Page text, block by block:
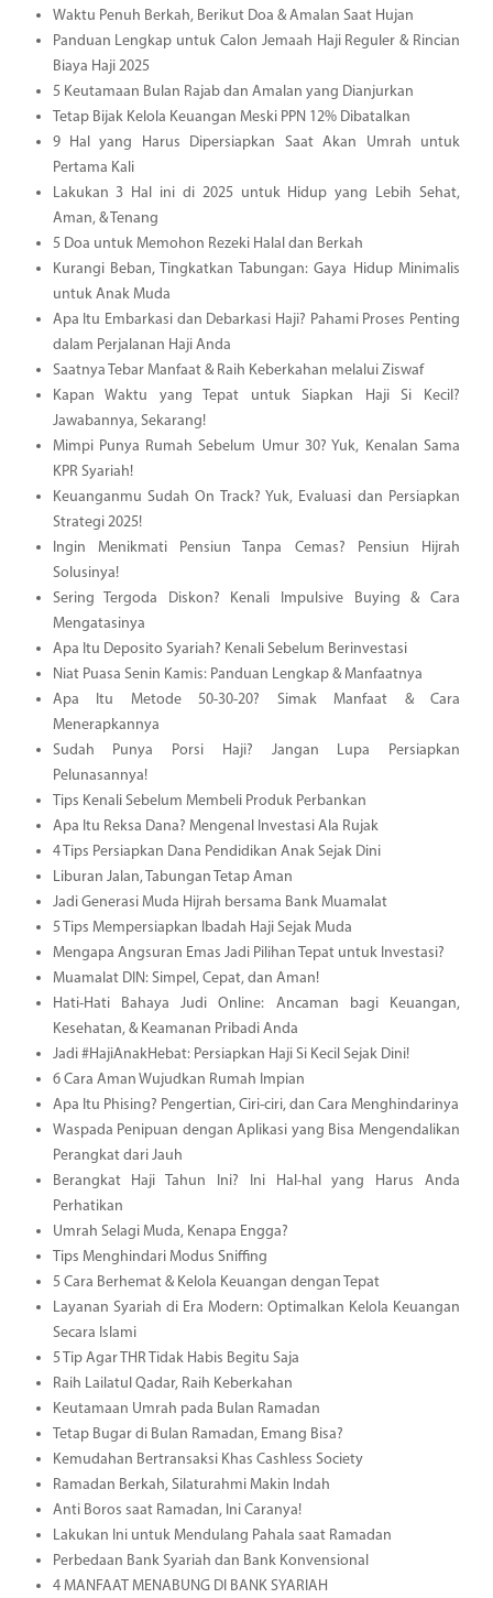
Waktu Penuh Berkah, Berikut Doa & Amalan Saat Hujan
Panduan Lengkap untuk Calon Jemaah Haji Reguler & Rincian
Biaya Haji 2025
5 Keutamaan Bulan Rajab dan Amalan yang Dianjurkan
Tetap Bijak Kelola Keuangan Meski PPN 12% Dibatalkan
9 Hal yang Harus Dipersiapkan Saat Akan Umrah untuk
Pertama Kali
Lakukan 3 Hal ini di 2025 untuk Hidup yang Lebih Sehat,
Aman, & Tenang
5 Doa untuk Memohon Rezeki Halal dan Berkah
Kurangi Beban, Tingkatkan Tabungan: Gaya Hidup Minimalis
untuk Anak Muda
Apa Itu Embarkasi dan Debarkasi Haji? Pahami Proses Penting
dalam Perjalanan Haji Anda
Saatnya Tebar Manfaat & Raih Keberkahan melalui Ziswaf
Kapan Waktu yang Tepat untuk Siapkan Haji Si Kecil?
Jawabannya, Sekarang!
Mimpi Punya Rumah Sebelum Umur 30? Yuk, Kenalan Sama
KPR Syariah!
Keuanganmu Sudah On Track? Yuk, Evaluasi dan Persiapkan
Strategi 2025!
Ingin Menikmati Pensiun Tanpa Cemas? Pensiun Hijrah
Solusinya!
Sering Tergoda Diskon? Kenali Impulsive Buying & Cara
Mengatasinya
Apa Itu Deposito Syariah? Kenali Sebelum Berinvestasi
Niat Puasa Senin Kamis: Panduan Lengkap & Manfaatnya
Apa Itu Metode 50-30-20? Simak Manfaat & Cara
Menerapkannya
Sudah Punya Porsi Haji? Jangan Lupa Persiapkan
Pelunasannya!
Tips Kenali Sebelum Membeli Produk Perbankan
Apa Itu Reksa Dana? Mengenal Investasi Ala Rujak
4 Tips Persiapkan Dana Pendidikan Anak Sejak Dini
Liburan Jalan, Tabungan Tetap Aman
Jadi Generasi Muda Hijrah bersama Bank Muamalat
5 Tips Mempersiapkan Ibadah Haji Sejak Muda
Mengapa Angsuran Emas Jadi Pilihan Tepat untuk Investasi?
Muamalat DIN: Simpel, Cepat, dan Aman!
Hati-Hati Bahaya Judi Online: Ancaman bagi Keuangan,
Kesehatan, & Keamanan Pribadi Anda
Jadi #HajiAnakHebat: Persiapkan Haji Si Kecil Sejak Dini!
6 Cara Aman Wujudkan Rumah Impian
Apa Itu Phising? Pengertian, Ciri-ciri, dan Cara Menghindarinya
Waspada Penipuan dengan Aplikasi yang Bisa Mengendalikan
Perangkat dari Jauh
Berangkat Haji Tahun Ini? Ini Hal-hal yang Harus Anda
Perhatikan
Umrah Selagi Muda, Kenapa Engga?
Tips Menghindari Modus Sniffing
5 Cara Berhemat & Kelola Keuangan dengan Tepat
Layanan Syariah di Era Modern: Optimalkan Kelola Keuangan
Secara Islami
5 Tip Agar THR Tidak Habis Begitu Saja
Raih Lailatul Qadar, Raih Keberkahan
Keutamaan Umrah pada Bulan Ramadan
Tetap Bugar di Bulan Ramadan, Emang Bisa?
Kemudahan Bertransaksi Khas Cashless Society
Ramadan Berkah, Silaturahmi Makin Indah
Anti Boros saat Ramadan, Ini Caranya!
Lakukan Ini untuk Mendulang Pahala saat Ramadan
Perbedaan Bank Syariah dan Bank Konvensional
4 MANFAAT MENABUNG DI BANK SYARIAH